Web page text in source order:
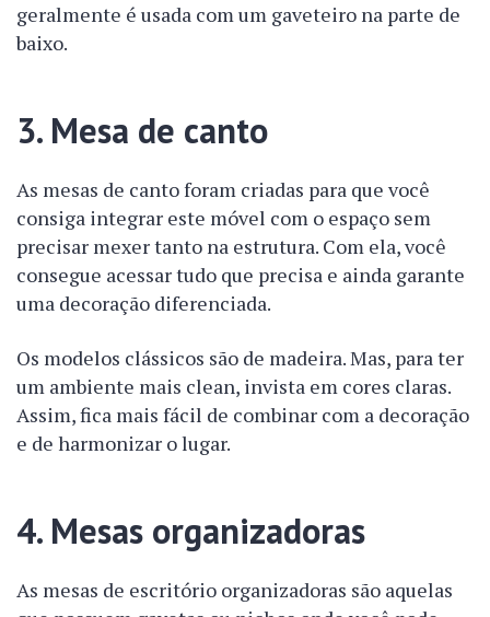
geralmente é usada com um gaveteiro na parte de
baixo.
3. Mesa de canto
As mesas de canto foram criadas para que você
consiga integrar este móvel com o espaço sem
precisar mexer tanto na estrutura. Com ela, você
consegue acessar tudo que precisa e ainda garante
uma decoração diferenciada.
Os modelos clássicos são de madeira. Mas, para ter
um ambiente mais clean, invista em cores claras.
Assim, fica mais fácil de combinar com a decoração
e de harmonizar o lugar.
4. Mesas organizadoras
As mesas de escritório organizadoras são aquelas